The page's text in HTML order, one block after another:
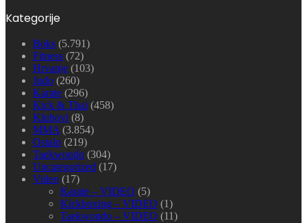
Kategorije
Boks (5.791)
Fitness (72)
Hrvanje (103)
Judo (260)
Karate (296)
Kick & Thai (458)
Klubovi (8)
MMA (3.854)
Ostalo (219)
Taekwondo (304)
Uncategorized (17)
Video (17)
Karate – VIDEO (5)
Kickboxing – VIDEO (1)
Taekwondo – VIDEO (11)